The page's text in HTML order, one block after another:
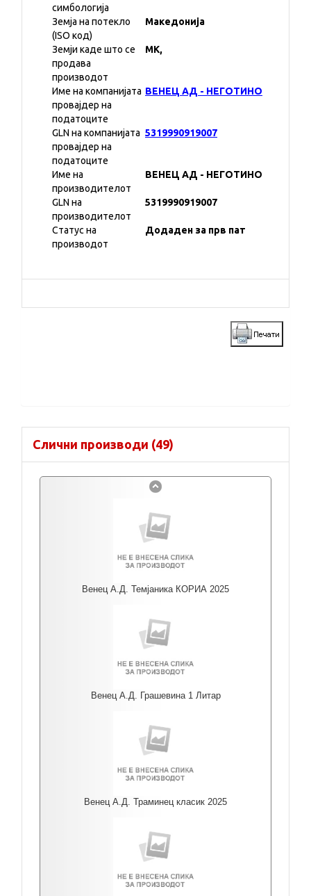
симбологија
Земја на потекло
(ISO код)
Македонија
Земји каде што се
продава
производот
MK,
Име на компанијата
провајдер на
податоците
ВЕНЕЦ АД - НЕГОТИНО
GLN на компанијата
провајдер на
податоците
5319990919007
Име на
производителот
ВЕНЕЦ АД - НЕГОТИНО
GLN на
производителот
5319990919007
Статус на
производот
Додаден за прв пат
Слични производи (49)
Венец А.Д. Темјаника КОРИА 2025
Венец А.Д. Грашевина 1 Литар
Венец А.Д. Траминец класик 2025